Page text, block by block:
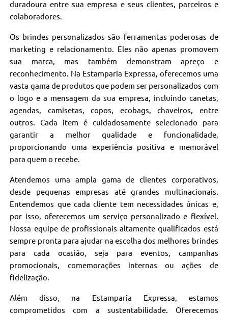
duradoura entre sua empresa e seus clientes, parceiros e
colaboradores.
Os brindes personalizados são ferramentas poderosas de
marketing e relacionamento. Eles não apenas promovem
sua marca, mas também demonstram apreço e
reconhecimento. Na Estamparia Expressa, oferecemos uma
vasta gama de produtos que podem ser personalizados com
o logo e a mensagem da sua empresa, incluindo canetas,
agendas, camisetas, copos, ecobags, chaveiros, entre
outros. Cada item é cuidadosamente selecionado para
garantir a melhor qualidade e funcionalidade,
proporcionando uma experiência positiva e memorável
para quem o recebe.
Atendemos uma ampla gama de clientes corporativos,
desde pequenas empresas até grandes multinacionais.
Entendemos que cada cliente tem necessidades únicas e,
por isso, oferecemos um serviço personalizado e flexível.
Nossa equipe de profissionais altamente qualificados está
sempre pronta para ajudar na escolha dos melhores brindes
para cada ocasião, seja para eventos, campanhas
promocionais, comemorações internas ou ações de
fidelização.
Além disso, na Estamparia Expressa, estamos
comprometidos com a sustentabilidade. Oferecemos